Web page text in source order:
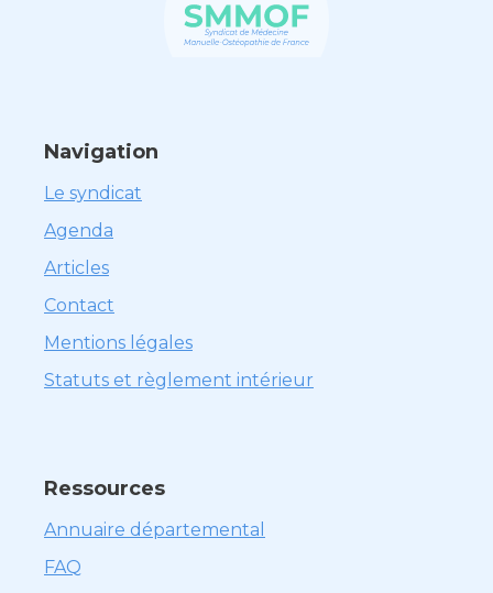
Navigation
Le syndicat
Agenda
Articles
Contact
Mentions légales
Statuts et règlement intérieur
Ressources
Annuaire départemental
FAQ